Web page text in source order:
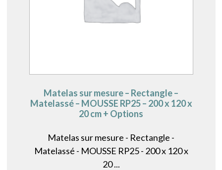
Matelas sur mesure – Rectangle –
Matelassé – MOUSSE RP25 – 200 x 120 x
20 cm + Options
Matelas sur mesure - Rectangle -
Matelassé - MOUSSE RP25 - 200 x 120 x
20 ...